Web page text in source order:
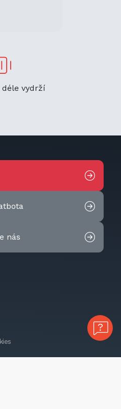
déle vydrží
nás